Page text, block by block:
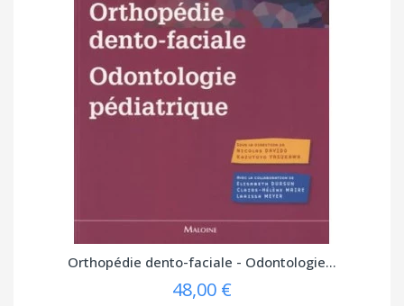
Orthopédie dento-faciale - Odontologie...
48,00 €